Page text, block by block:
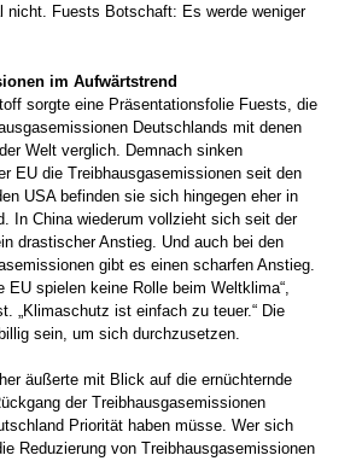
nicht. Fuests Botschaft: Es werde weniger
im Aufwärtstrend
sorgte eine Präsentationsfolie Fuests, die
Deutschlands mit denen
Welt verglich. Demnach sinken
EU die Treibhausgasemissionen seit den
USA befinden sie sich hingegen eher in
In China wiederum vollzieht sich seit der
drastischer Anstieg. Und auch bei den
gibt es einen scharfen Anstieg.
EU spielen keine Rolle beim Weltklima“,
„Klimaschutz ist einfach zu teuer.“ Die
sein, um sich durchzusetzen.
äußerte mit Blick auf die ernüchternde
der Treibhausgasemissionen
Priorität haben müsse. Wer sich
Reduzierung von Treibhausgasemissionen